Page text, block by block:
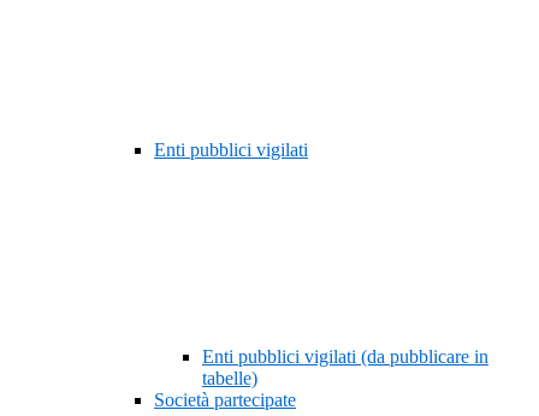
Enti pubblici vigilati
Enti pubblici vigilati (da pubblicare in
tabelle)
Società partecipate